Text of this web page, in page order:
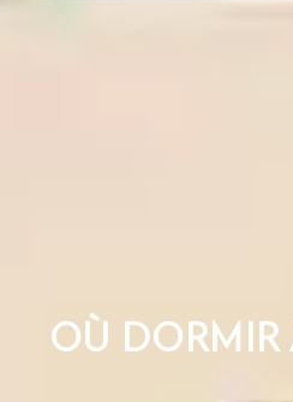
OÙ DORMIR